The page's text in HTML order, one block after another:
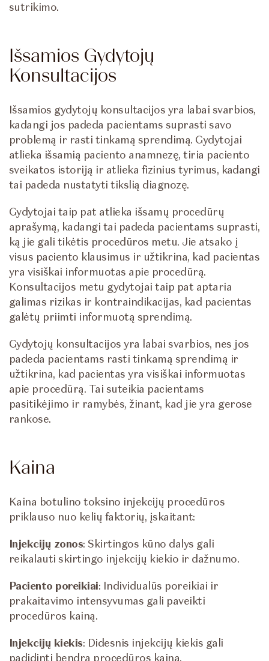
sutrikimo.
Išsamios Gydytojų
Konsultacijos
Išsamios gydytojų konsultacijos yra labai svarbios,
kadangi jos padeda pacientams suprasti savo
problemą ir rasti tinkamą sprendimą. Gydytojai
atlieka išsamią paciento anamnezę, tiria paciento
sveikatos istoriją ir atlieka fizinius tyrimus, kadangi
tai padeda nustatyti tikslią diagnozę.
Gydytojai taip pat atlieka išsamų procedūrų
aprašymą, kadangi tai padeda pacientams suprasti,
ką jie gali tikėtis procedūros metu. Jie atsako į
visus paciento klausimus ir užtikrina, kad pacientas
yra visiškai informuotas apie procedūrą.
Konsultacijos metu gydytojai taip pat aptaria
galimas rizikas ir kontraindikacijas, kad pacientas
galėtų priimti informuotą sprendimą.
Gydytojų konsultacijos yra labai svarbios, nes jos
padeda pacientams rasti tinkamą sprendimą ir
užtikrina, kad pacientas yra visiškai informuotas
apie procedūrą. Tai suteikia pacientams
pasitikėjimo ir ramybės, žinant, kad jie yra gerose
rankose.
Kaina
Kaina botulino toksino injekcijų procedūros
priklauso nuo kelių faktorių, įskaitant:
Injekcijų zonos: Skirtingos kūno dalys gali
reikalauti skirtingo injekcijų kiekio ir dažnumo.
Paciento poreikiai: Individualūs poreikiai ir
prakaitavimo intensyvumas gali paveikti
procedūros kainą.
Injekcijų kiekis: Didesnis injekcijų kiekis gali
padidinti bendrą procedūros kainą.